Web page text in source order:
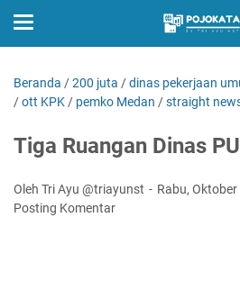
Beranda /200 juta /dinas pekerjaan
/ott KPK / pemko Medan /straight
Tiga Ruangan Dinas
Oleh Tri Ayu @triayunst
Rabu,
Posting Komentar